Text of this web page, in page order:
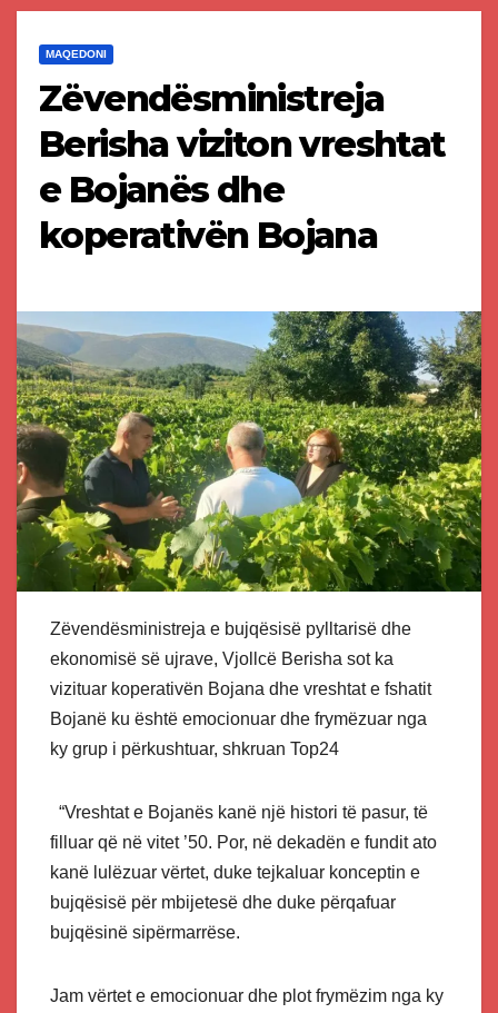
MAQEDONI
Zëvendësministreja
Berisha viziton vreshtat
e Bojanës dhe
koperativën Bojana
Zëvendësministreja e bujqësisë pylltarisë dhe
ekonomisë së ujrave, Vjollcë Berisha sot ka
vizituar koperativën Bojana dhe vreshtat e fshatit
Bojanë ku është emocionuar dhe frymëzuar nga
ky grup i përkushtuar, shkruan Top24
“Vreshtat e Bojanës kanë një histori të pasur, të
filluar që në vitet ’50. Por, në dekadën e fundit ato
kanë lulëzuar vërtet, duke tejkaluar konceptin e
bujqësisë për mbijetesë dhe duke përqafuar
bujqësinë sipërmarrëse.
Jam vërtet e emocionuar dhe plot frymëzim nga ky